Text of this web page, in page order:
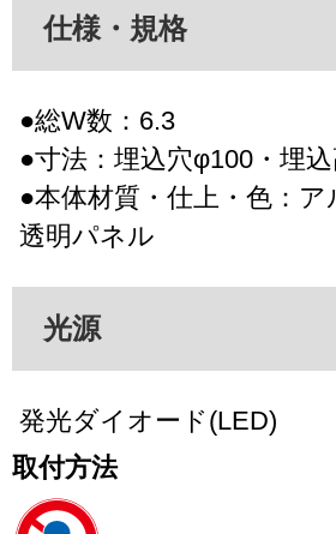
仕様・規格
●総W数：6.3
●寸法：埋込穴φ100・埋
●本体材質・仕上・色：
透明パネル
光源
発光ダイオード(LED)
取付方法